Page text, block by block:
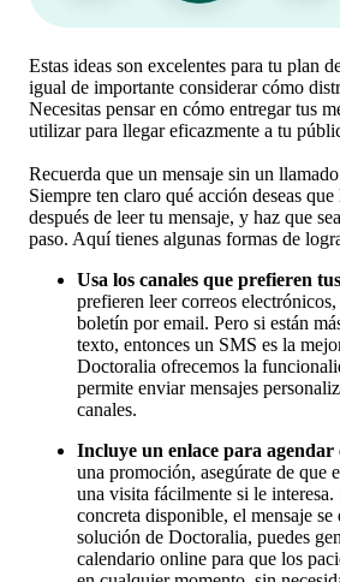
Estas ideas son excelentes para tu plan
igual de importante considerar cómo
Necesitas pensar en cómo entregar tus
utilizar para llegar eficazmente a tu
Recuerda que un mensaje sin un
Siempre ten claro qué acción deseas
después de leer tu mensaje, y haz que
paso. Aquí tienes algunas formas de
Usa los canales que prefieren
prefieren leer correos
boletín por email. Pero si están
texto, entonces un SMS es la
Doctoralia ofrecemos la
permite enviar mensajes
canales.
Incluye un enlace para agendar
una promoción, asegúrate de que
una visita fácilmente si le
concreta disponible, el mensaje
solución de Doctoralia, puedes
calendario online para que los